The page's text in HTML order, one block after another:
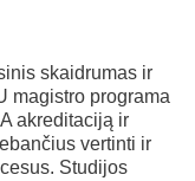
skaidrumas ir
magistro programa
akreditaciją ir
vertinti ir
Studijos